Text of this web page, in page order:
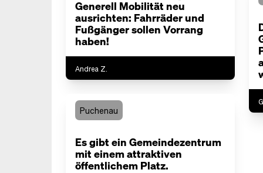
Generell Mobilität neu
ausrichten: Fahrräder und
Fußgänger sollen Vorrang
haben!
Andrea Z.
Puchenau
Es gibt ein Gemeindezentrum
mit einem attraktiven
öffentlichem Platz.